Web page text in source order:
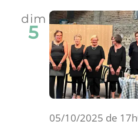
dim
5
05/10/2025 de